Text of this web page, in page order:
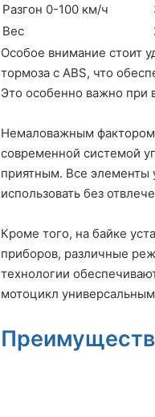
Разгон 0-100 км/ч
Вес
Особое внимание стоит
тормоза с ABS, что
Это особенно важно при
Немаловажным фактором
современной системой
приятным. Все элементы
использовать без
Кроме того, на байке
приборов, различные
технологии
мотоцикл